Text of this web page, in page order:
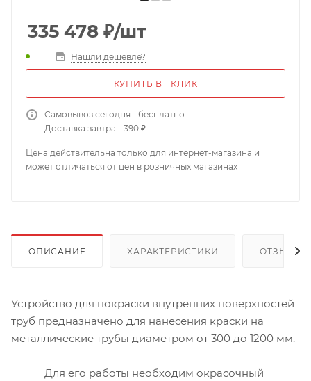
335 478 ₽/шт
Нашли дешевле?
КУПИТЬ В 1 КЛИК
Самовывоз сегодня - бесплатно
Доставка завтра - 390 ₽
Цена действительна только для интернет-магазина и
может отличаться от цен в розничных магазинах
ОПИСАНИЕ ХАРАКТЕРИСТИКИ ОТЗЫВЫ
Устройство для покраски внутренних поверхностей
труб предназначено для нанесения краски на
металлические трубы диаметром от 300 до 1200 мм.
Для его работы необходим окрасочный